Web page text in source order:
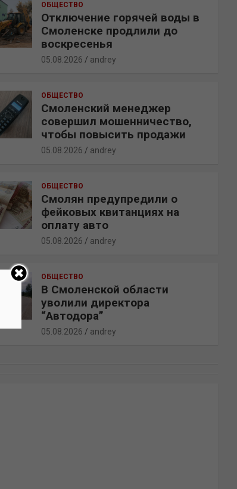
ОБЩЕСТВО
Отключение горячей воды в
Смоленске продлили до
воскресенья
05.08.2026 andrey
ОБЩЕСТВО
Смоленский менеджер
совершил мошенничество,
чтобы повысить продажи
05.08.2026 andrey
ОБЩЕСТВО
Смолян предупредили о
фейковых квитанциях на
оплату авто
05.08.2026 andrey
ОБЩЕСТВО
В Смоленской области
уволили директора
“Автодора”
05.08.2026 andrey